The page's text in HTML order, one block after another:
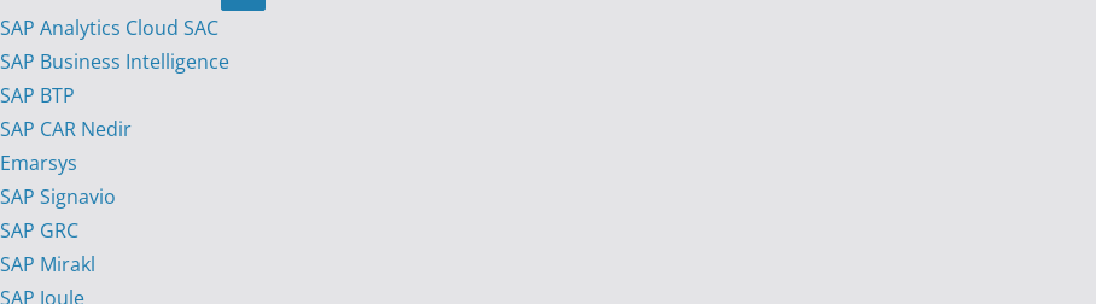
SAP Analytics Cloud SAC
SAP Business Intelligence
SAP BTP
SAP CAR Nedir
Emarsys
SAP Signavio
SAP GRC
SAP Mirakl
SAP Joule